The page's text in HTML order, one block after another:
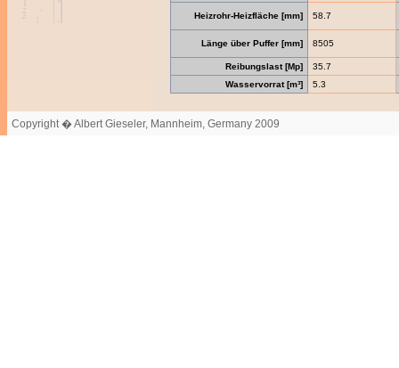
Heizrohr-Heizfläche [mm] 58.7
Länge über Puffer [mm] 8505
Reibungslast [Mp]
35.7
Wasservorrat [m³]
5.3
Copyright � Albert Gieseler, Mannheim, Germany 2009